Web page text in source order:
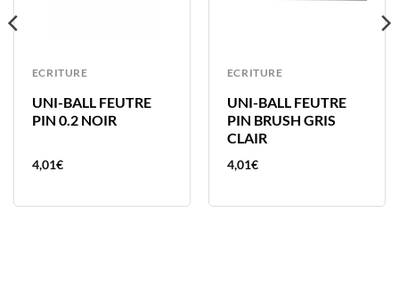
ECRITURE
UNI-BALL FEUTRE
PIN 0.2 NOIR
4,01€
ECRITURE
UNI-BALL FEUTRE
PIN BRUSH GRIS
CLAIR
4,01€